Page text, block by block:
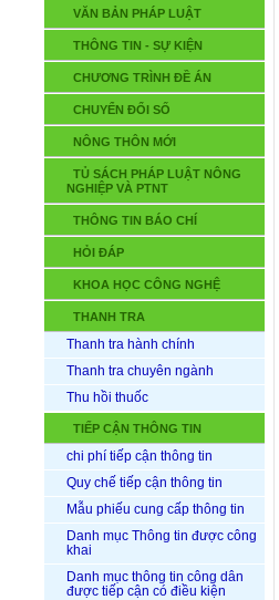
VĂN BẢN PHÁP LUẬT
THÔNG TIN - SỰ KIỆN
CHƯƠNG TRÌNH ĐỀ ÁN
CHUYỂN ĐỔI SỐ
NÔNG THÔN MỚI
TỦ SÁCH PHÁP LUẬT NÔNG
NGHIỆP VÀ PTNT
THÔNG TIN BÁO CHÍ
HỎI ĐÁP
KHOA HỌC CÔNG NGHỆ
THANH TRA
Thanh tra hành chính
Thanh tra chuyên ngành
Thu hồi thuốc
TIẾP CẬN THÔNG TIN
chi phí tiếp cận thông tin
Quy chế tiếp cận thông tin
Mẫu phiếu cung cấp thông tin
Danh mục Thông tin được công
khai
Danh mục thông tin công dân
được tiếp cận có điều kiện